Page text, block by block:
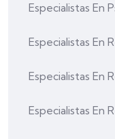
Especialistas En
Especialistas En
Especialistas En
Especialistas En